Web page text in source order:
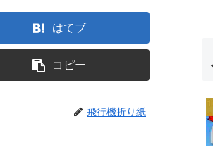
はてブ
コピー
飛行機折り紙